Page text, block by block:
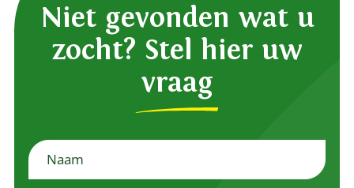
Niet gevonden wat u
zocht? Stel hier uw
vraag